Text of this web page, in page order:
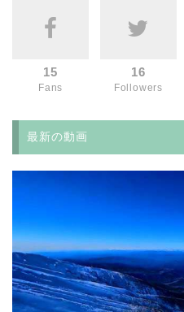
15
Fans
16
Followers
最新の動画